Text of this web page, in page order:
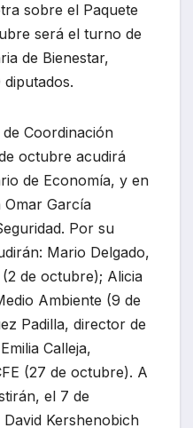
sobre el Paquete
será el turno de
de Bienestar,
Coordinación
octubre acudirá
de Economía, y en
García
Por su
Mario Delgado,
de octubre); Alicia
Ambiente (9 de
Padilla, director de
Calleja,
(27 de octubre). A
el 7 de
Kershenobich